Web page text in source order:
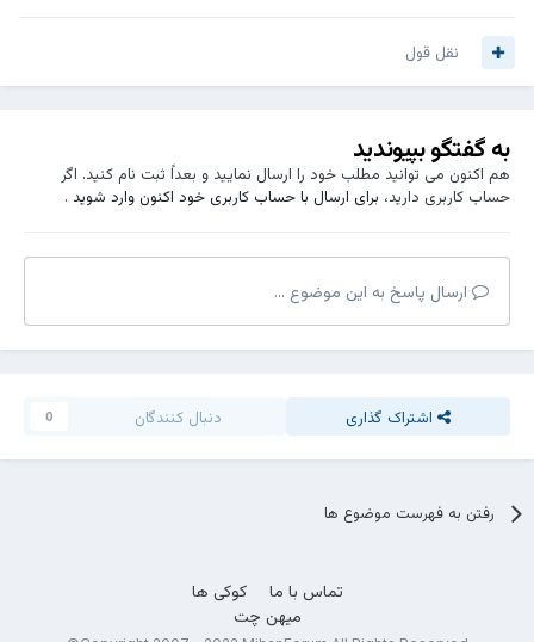
نقل قول
به گفتگو بپیوندید
هم اکنون می توانید مطلب خود را ارسال نمایید و بعداً ثبت نام کنید. اگر
حساب کاربری دارید، برای ارسال با حساب کاربری خود اکنون وارد شوید.
ارسال پاسخ به این موضوع ...
اشتراک گذاری دنبال کنندگان 0
رفتن به فهرست موضوع ها
تماس با ما
کوکی ها
میهن چت